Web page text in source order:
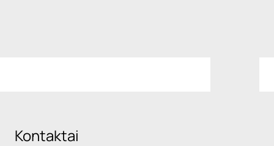
Kontaktai